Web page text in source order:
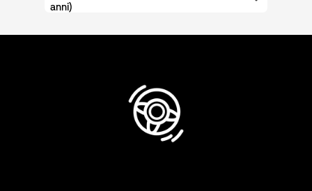
anni)